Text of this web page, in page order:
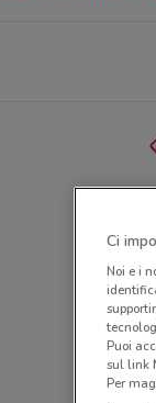
Ci
Noi e i
Puoi
sul link
Per